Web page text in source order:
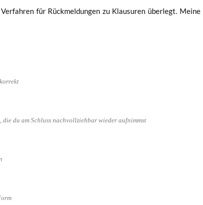
für Rück­mel­dun­gen zu Klau­su­ren über­legt. Mei­ne
du am Schluss nach­voll­zieh­bar wie­der aufnimmst